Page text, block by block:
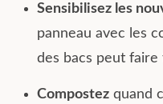
Sensibilisez les
panneau avec les
des bacs peut
Compostez quand